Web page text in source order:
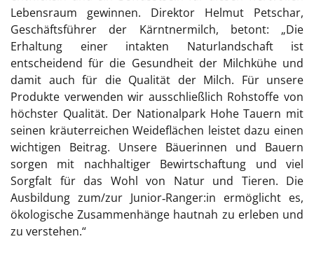
Lebensraum gewinnen. Direktor Helmut Petschar,
Geschäftsführer der Kärntnermilch, betont: „Die
Erhaltung einer intakten Naturlandschaft ist
entscheidend für die Gesundheit der Milchkühe und
damit auch für die Qualität der Milch. Für unsere
Produkte verwenden wir ausschließlich Rohstoffe von
höchster Qualität. Der Nationalpark Hohe Tauern mit
seinen kräuterreichen Weideflächen leistet dazu einen
wichtigen Beitrag. Unsere Bäuerinnen und Bauern
sorgen mit nachhaltiger Bewirtschaftung und viel
Sorgfalt für das Wohl von Natur und Tieren. Die
Ausbildung zum/zur Junior‑Ranger:in ermöglicht es,
ökologische Zusammenhänge hautnah zu erleben und
zu verstehen.“